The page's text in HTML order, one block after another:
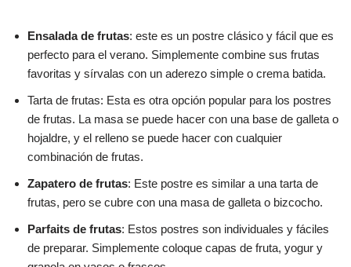
Ensalada de frutas: este es un postre clásico y fácil que es
perfecto para el verano. Simplemente combine sus frutas
favoritas y sírvalas con un aderezo simple o crema batida.
Tarta de frutas: Esta es otra opción popular para los postres
de frutas. La masa se puede hacer con una base de galleta o
hojaldre, y el relleno se puede hacer con cualquier
combinación de frutas.
Zapatero de frutas: Este postre es similar a una tarta de
frutas, pero se cubre con una masa de galleta o bizcocho.
Parfaits de frutas: Estos postres son individuales y fáciles
de preparar. Simplemente coloque capas de fruta, yogur y